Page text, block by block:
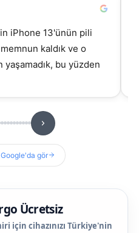
iPhone 13'ünün pili
kaldık ve o
bu yüzden
gör
Ücretsiz
için cihazınızı Türkiye'nin